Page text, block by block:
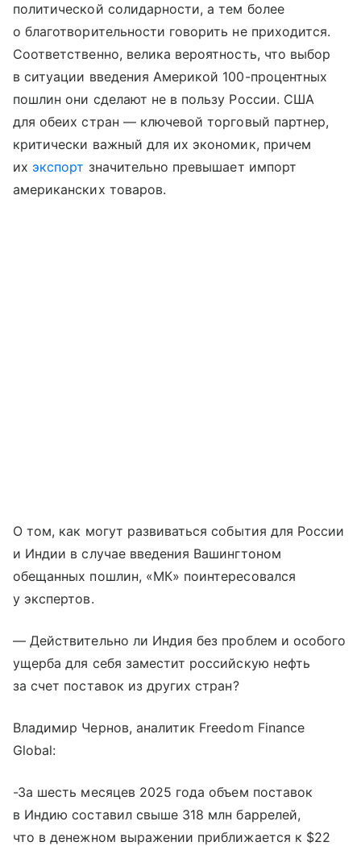
политической солидарности, а тем более
о благотворительности говорить не приходится.
Соответственно, велика вероятность, что выбор
в ситуации введения Америкой 100-процентных
пошлин они сделают не в пользу России. США
для обеих стран — ключевой торговый партнер,
критически важный для их экономик, причем
их экспорт значительно превышает импорт
американских товаров.
О том, как могут развиваться события для России
и Индии в случае введения Вашингтоном
обещанных пошлин, «МК» поинтересовался
у экспертов.
— Действительно ли Индия без проблем и особого
ущерба для себя заместит российскую нефть
за счет поставок из других стран?
Владимир Чернов, аналитик Freedom Finance
Global:
-За шесть месяцев 2025 года объем поставок
в Индию составил свыше 318 млн баррелей,
что в денежном выражении приближается к $22